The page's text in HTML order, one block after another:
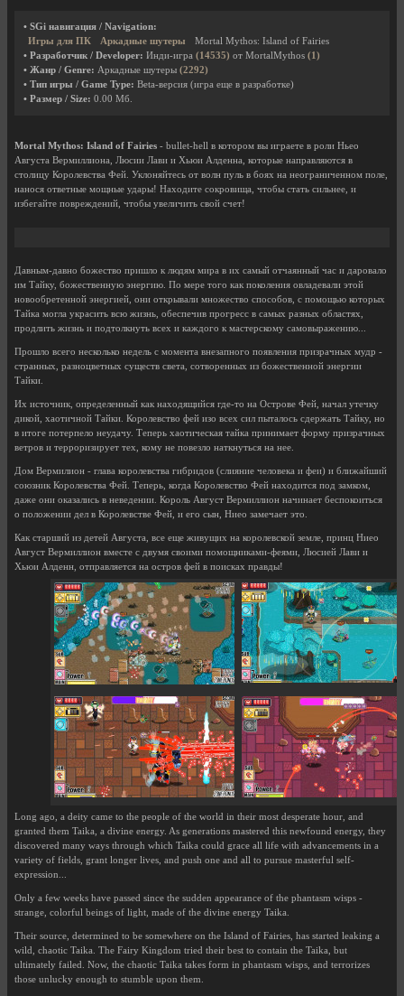
• SGi навигация / Navigation:
Игры для ПК
Аркадные шутеры
Mortal Mythos: Island of Fairies
• Разработчик / Developer: Инди-игра (14535) от MortalMythos (1)
• Жанр / Genre: Аркадные шутеры (2292)
• Тип игры / Game Type: Beta-версия (игра еще в разработке)
• Размер / Size: 0.00 Мб.
Mortal Mythos: Island of Fairies - bullet-hell в котором вы играете в роли Ньео
Августа Вермиллиона, Люсии Лави и Хьюи Алденна, которые направляются в
столицу Королевства Фей. Уклоняйтесь от волн пуль в боях на неограниченном поле,
нанося ответные мощные удары! Находите сокровища, чтобы стать сильнее, и
избегайте повреждений, чтобы увеличить свой счет!
Давным-давно божество пришло к людям мира в их самый отчаянный час и даровало
им Тайку, божественную энергию. По мере того как поколения овладевали этой
новообретенной энергией, они открывали множество способов, с помощью которых
Тайка могла украсить всю жизнь, обеспечив прогресс в самых разных областях,
продлить жизнь и подтолкнуть всех и каждого к мастерскому самовыражению...
Прошло всего несколько недель с момента внезапного появления призрачных мудр -
странных, разноцветных существ света, сотворенных из божественной энергии
Тайки.
Их источник, определенный как находящийся где-то на Острове Фей, начал утечку
дикой, хаотичной Тайки. Королевство фей изо всех сил пыталось сдержать Тайку, но
в итоге потерпело неудачу. Теперь хаотическая тайка принимает форму призрачных
ветров и терроризирует тех, кому не повезло наткнуться на нее.
Дом Вермилион - глава королевства гибридов (слияние человека и феи) и ближайший
союзник Королевства Фей. Теперь, когда Королевство Фей находится под замком,
даже они оказались в неведении. Король Август Вермиллион начинает беспокоиться
о положении дел в Королевстве Фей, и его сын, Ниео замечает это.
Как старший из детей Августа, все еще живущих на королевской земле, принц Ниео
Август Вермиллион вместе с двумя своими помощниками-феями, Люсией Лави и
Хьюи Алденн, отправляется на остров фей в поисках правды!
Long ago, a deity came to the people of the world in their most desperate hour, and
granted them Taika, a divine energy. As generations mastered this newfound energy, they
discovered many ways through which Taika could grace all life with advancements in a
variety of fields, grant longer lives, and push one and all to pursue masterful self-
expression...
Only a few weeks have passed since the sudden appearance of the phantasm wisps -
strange, colorful beings of light, made of the divine energy Taika.
Their source, determined to be somewhere on the Island of Fairies, has started leaking a
wild, chaotic Taika. The Fairy Kingdom tried their best to contain the Taika, but
ultimately failed. Now, the chaotic Taika takes form in phantasm wisps, and terrorizes
those unlucky enough to stumble upon them.